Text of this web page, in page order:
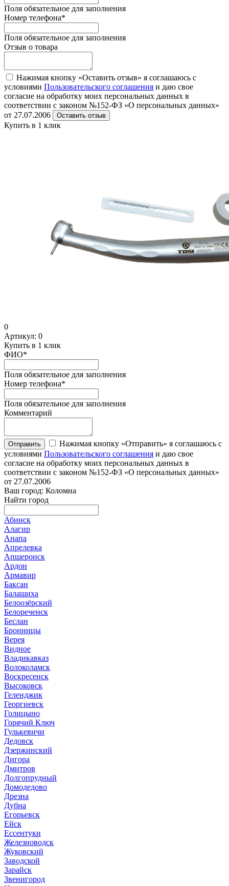
Поля обязательное для заполнения
Номер телефона*
Поля обязательное для заполнения
Отзыв о товара
Нажимая кнопку «Оставить отзыв» я соглашаюсь с
условиями Пользовательского соглашения и даю свое
согласие на обработку моих персональных данных в
соответствии с законом №152-ФЗ «О персональных данных»
от 27.07.2006
Оставить отзыв
Купить в 1 клик
0
Артикул: 0
Купить в 1 клик
ФИО*
Поля обязательное для заполнения
Номер телефона*
Поля обязательное для заполнения
Комментарий
Отправить
Нажимая кнопку «Отправить» я соглашаюсь с
условиями Пользовательского соглашения и даю свое
согласие на обработку моих персональных данных в
соответствии с законом №152-ФЗ «О персональных данных»
от 27.07.2006
Ваш город: Коломна
Найти город
Абинск
Алагир
Анапа
Апрелевка
Апшеронск
Ардон
Армавир
Баксан
Балашиха
Белоозёрский
Белореченск
Беслан
Бронницы
Верея
Видное
Владикавказ
Волоколамск
Воскресенск
Высоковск
Геленджик
Георгиевск
Голицыно
Горячий Ключ
Гулькевичи
Дедовск
Дзержинский
Дигора
Дмитров
Долгопрудный
Домодедово
Дрезна
Дубна
Егорьевск
Ейск
Ессентуки
Железноводск
Жуковский
Заводской
Зарайск
Звенигород